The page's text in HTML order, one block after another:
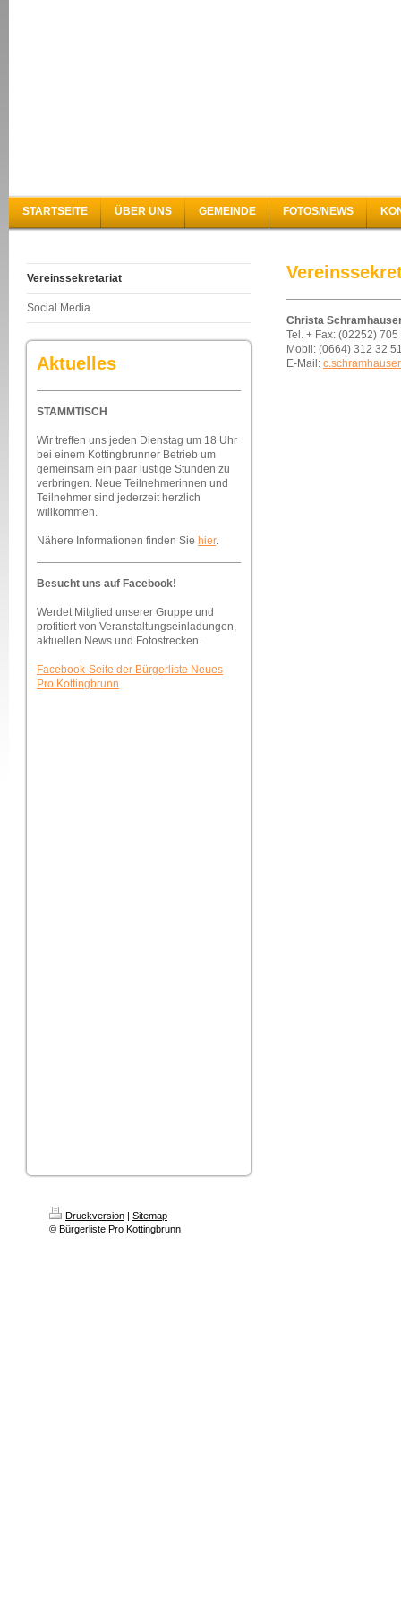
STARTSEITE ÜBER UNS GEMEINDE FOTOS/NEWS
Vereinssekretariat
Social Media
Aktuelles
STAMMTISCH
Wir treffen uns jeden Dienstag um 18 Uhr
bei einem Kottingbrunner Betrieb um
gemeinsam ein paar lustige Stunden zu
verbringen. Neue Teilnehmerinnen und
Teilnehmer sind jederzeit herzlich
willkommen.
Nähere Informationen finden Sie hier.
Besucht uns auf Facebook!
Werdet Mitglied unserer Gruppe und
profitiert von Veranstaltungseinladungen,
aktuellen News und Fotostrecken.
Facebook-Seite der Bürgerliste Neues
Pro Kottingbrunn
Christa
Tel. + Fax: (02252) 705
Mobil: (0664) 312 32
E-Mail:
Druckversion | Sitemap
© Bürgerliste Pro Kottingbrunn